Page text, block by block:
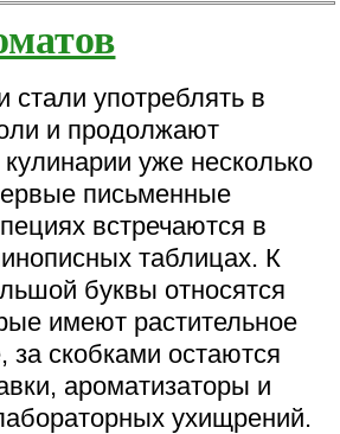
стали употреблять в
и продолжают
уже несколько
письменные
встречаются в
таблицах. К
буквы относятся
имеют растительное
за скобками остаются
ароматизаторы и
ухищрений.